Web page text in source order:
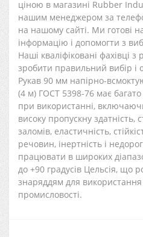
ціною в магазині Rubber
нашим менеджером за
на нашому сайті. Ми готові
інформацію і допомогти з
Наші кваліфіковані фахівці
зробити правильний вибір і
Рукав 90 мм напірно-
(4 м) ГОСТ 5398-76 має
при використанні,
високу пропускну здатність,
заломів, еластичність,
речовин, інертність і
працювати в широких
до +90 градусів Цельсія, що
знаряддям для використання
промисловості.